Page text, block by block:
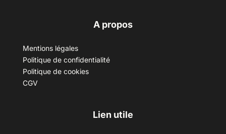
A propos
Mentions légales
Politique de confidentialité
Politique de cookies
CGV
Lien utile